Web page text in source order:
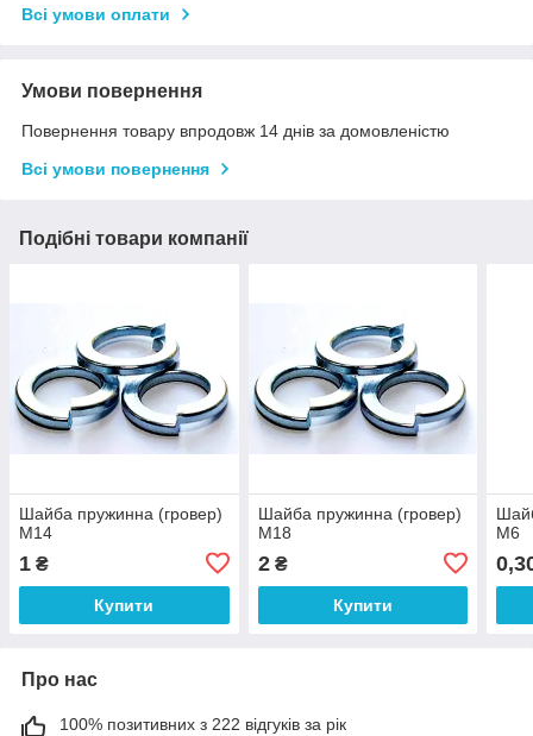
Всі умови оплати
Умови повернення
Повернення товару впродовж 14 днів за домовленістю
Всі умови повернення
Подібні товари компанії
Шайба пружинна (гровер)
М14
1 ₴
Купити
Шайба пружинна (гровер)
М18
2₴
Купити
М6
Про нас
100% позитивних з 222 відгуків за рік